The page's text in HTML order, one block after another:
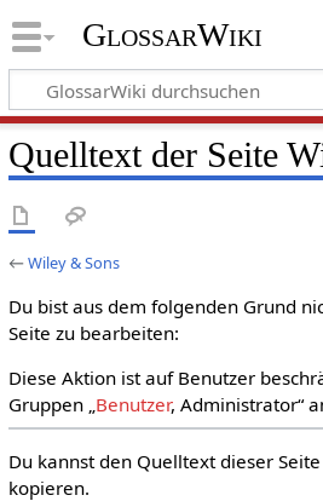
GlossarWiki
Quelltext der Seite
←Wiley & Sons
Du bist aus dem folgenden Grund
Seite zu bearbeiten:
Diese Aktion ist auf Benutzer
Gruppen „Benutzer, Administrator“
Du kannst den Quelltext dieser
kopieren.